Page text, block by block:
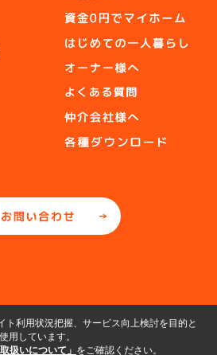
ト利用状況把握、サービス向上検討を目的と
用しています。
扱いについて」 をご確認ください。